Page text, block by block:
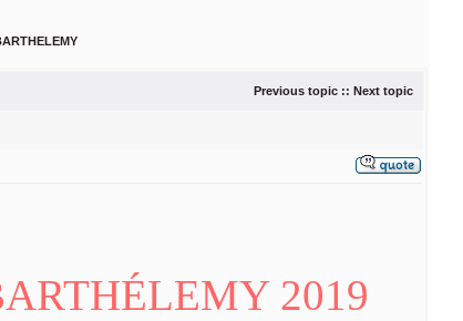
Previous topic:: Next topic
2019